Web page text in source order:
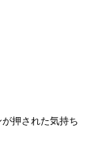
押された気持ち